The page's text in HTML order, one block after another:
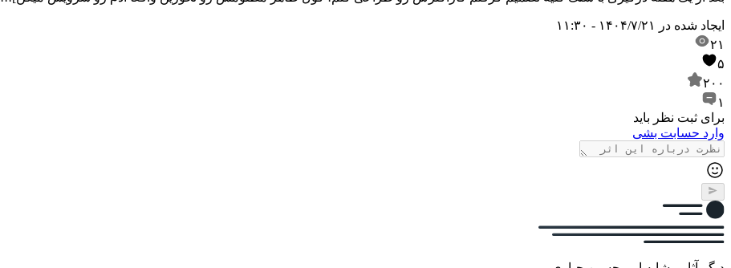
ایجاد شده در
۱۴۰۴/۷/۲۱ - ۱۱:۳۰
۲۱
۵
۲۰۰
۱
برای ثبت نظر باید
وارد حسابت بشی